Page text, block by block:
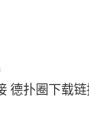
德扑圈下载链